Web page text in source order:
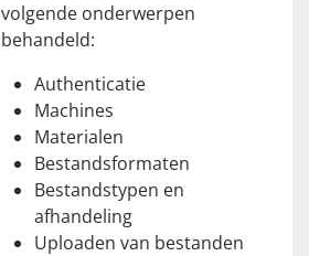
volgende onderwerpen
behandeld:
Authenticatie
Machines
Materialen
Bestandsformaten
Bestandstypen en
afhandeling
Uploaden van bestanden